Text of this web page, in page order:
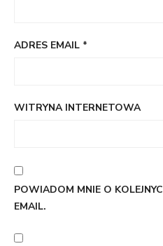
ADRES EMAIL *
WITRYNA INTERNETOWA
POWIADOM MNIE O
EMAIL.